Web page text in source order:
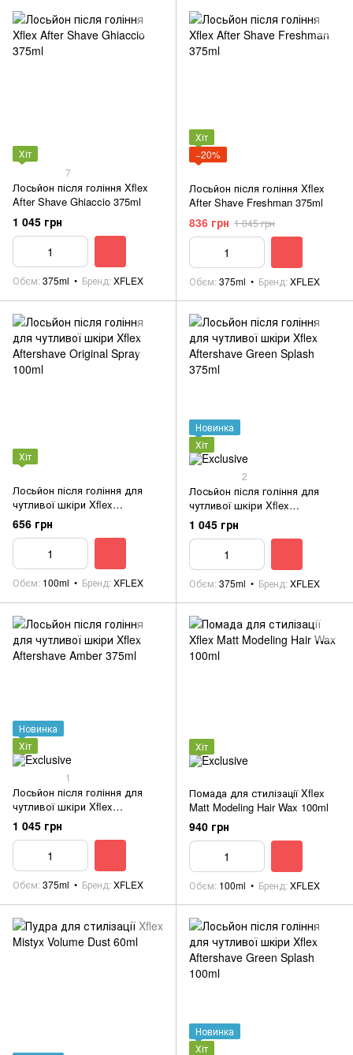
Хіт
7
Лосьйон після гоління Xflex
After Shave Ghiaccio 375ml
1 045 грн
Обєм 375ml Бренд XFLEX
Хіт
−20%
Лосьйон після гоління Xflex
After Shave Freshman 375ml
836 грн 1 045 грн
Обєм 375ml Бренд XFLEX
Хіт
Лосьйон після гоління для
чутливої шкіри Xflex
Aftershave Original Spray 100ml
656 грн
Обєм 100ml Бренд XFLEX
Новинка
Хіт
2
Лосьйон після гоління для
чутливої шкіри Xflex
Aftershave Green Splash 375ml
1 045 грн
Обєм 375ml Бренд XFLEX
Новинка
Хіт
1
Лосьйон після гоління для
чутливої шкіри Xflex
Aftershave Amber 375ml
1 045 грн
Обєм 375ml Бренд XFLEX
Хіт
Помада для стилізації Xflex
Matt Modeling Hair Wax 100ml
940 грн
Обєм 100ml Бренд XFLEX
Новинка
Хіт